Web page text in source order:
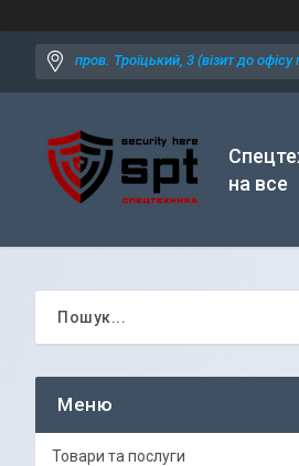
пров. Троїцький, 3 (візит до
на все
Товари та послуги